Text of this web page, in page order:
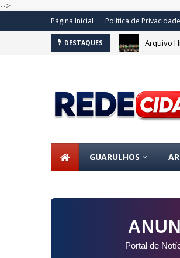
-->
Página Inicial Política de Privacidade
DESTAQUES Arquivo
GUARULHOS
Portal de